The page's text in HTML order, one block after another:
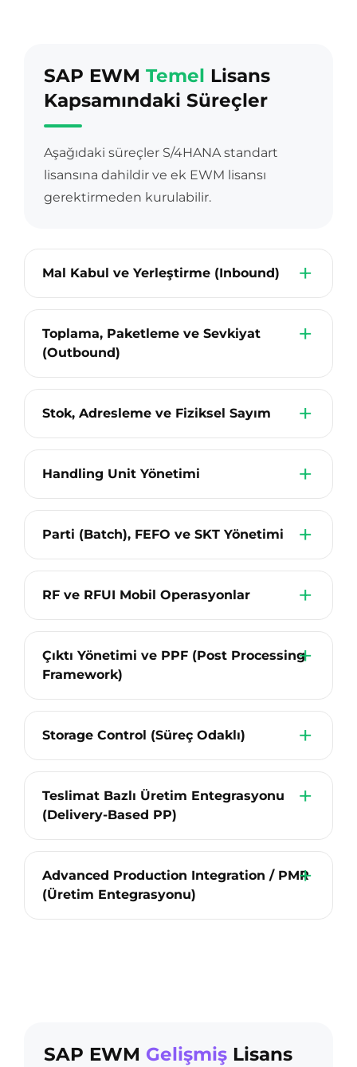
SAP EWM Temel Lisans
Kapsamındaki Süreçler
Aşağıdaki süreçler S/4HANA standart
lisansına dahildir ve ek EWM lisansı
gerektirmeden kurulabilir.
Mal Kabul ve Yerleştirme (Inbound)
Toplama, Paketleme ve Sevkiyat
(Outbound)
Stok, Adresleme ve Fiziksel Sayım
Handling Unit Yönetimi
Parti (Batch), FEFO ve SKT Yönetimi
RF ve RFUI Mobil Operasyonlar
Çıktı Yönetimi ve PPF (Post Processing
Framework)
Storage Control (Süreç Odaklı)
Teslimat Bazlı Üretim Entegrasyonu
(Delivery-Based PP)
Advanced Production Integration / PMR
(Üretim Entegrasyonu)
SAP EWM Gelişmiş Lisans